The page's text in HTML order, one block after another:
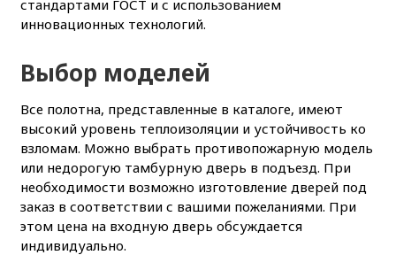
стандартами ГОСТ и с использованием
инновационных технологий.
Выбор моделей
Все полотна, представленные в каталоге, имеют
высокий уровень теплоизоляции и устойчивость ко
взломам. Можно выбрать противопожарную модель
или недорогую тамбурную дверь в подъезд. При
необходимости возможно изготовление дверей под
заказ в соответствии с вашими пожеланиями. При
этом цена на входную дверь обсуждается
индивидуально.